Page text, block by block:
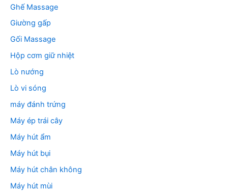
Ghế Massage
Giường gấp
Gối Massage
Hộp cơm giữ nhiệt
Lò nướng
Lò vi sóng
máy đánh trứng
Máy ép trái cây
Máy hút ẩm
Máy hút bụi
Máy hút chân không
Máy hút mùi